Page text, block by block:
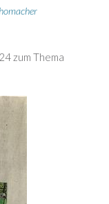
zum Thema